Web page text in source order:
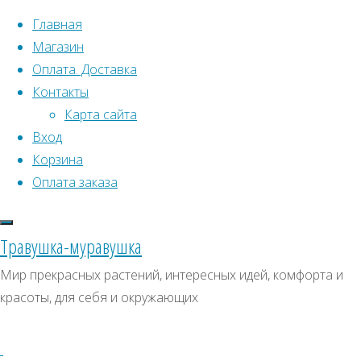
Перейти к содержимому
Главная
Магазин
Оплата. Доставка
Контакты
Карта сайта
Вход
Корзина
Оплата заказа
Травушка-муравушка
Мир прекрасных растений, интересных идей, комфорта и
красоты, для себя и окружающих
Что искать:
Поиск
растений
открытого
грунтаДеревьяБурсария
Искать:
СКИДКИ, АКЦИИ
Категории магазина